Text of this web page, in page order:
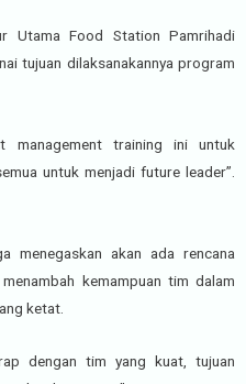
Utama Food Station Pamrihadi
tujuan dilaksanakannya program
management training ini untuk
untuk menjadi future leader”.
menegaskan akan ada rencana
kemampuan tim dalam
ketat.
dengan tim yang kuat, tujuan